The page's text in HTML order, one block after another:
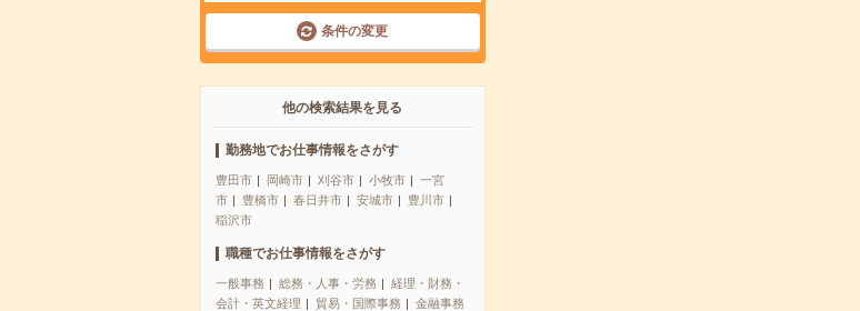
条件の変更
他の検索結果を見る
勤務地でお仕事情報をさがす
豊田市 岡崎市 刈谷市 小牧市
一宮
市
豊橋市 春日井市 安城市
豊川市
稲沢市
職種でお仕事情報をさがす
一般事務 総務・人事・労務
経理・財務・
会計・英文経理
貿易・国際事務
金融事務